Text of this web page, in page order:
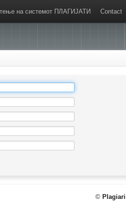
на системот ПЛАГИЈАТИ Contact
©